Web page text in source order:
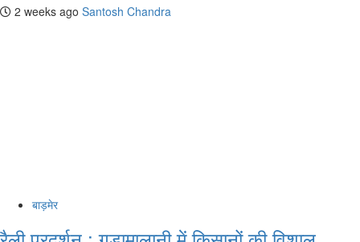
2 weeks ago Santosh Chandra
बाड़मेर